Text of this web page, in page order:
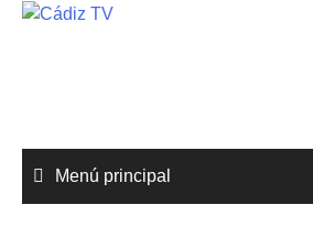
Saltar
Menú principal